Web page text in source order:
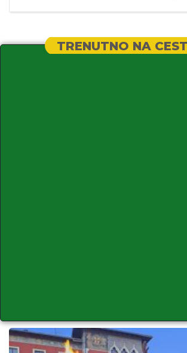
TRENUTNO NA